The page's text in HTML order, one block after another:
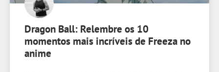
Dragon Ball: Relembre os 10
momentos mais incríveis de Freeza no
anime